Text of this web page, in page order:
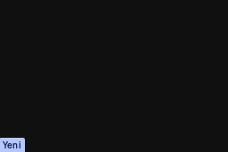
Yeni